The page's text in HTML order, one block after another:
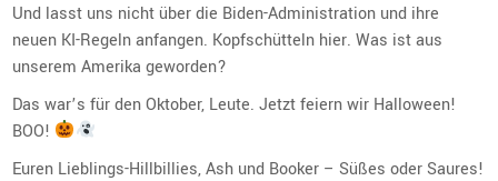
Und lasst uns nicht über die Biden-Administration und ihre
neuen KI-Regeln anfangen. Kopfschütteln hier. Was ist aus
unserem Amerika geworden?
Das war’s für den Oktober, Leute. Jetzt feiern wir Halloween!
BOO!
Euren Lieblings-Hillbillies, Ash und Booker – Süßes oder Saures!